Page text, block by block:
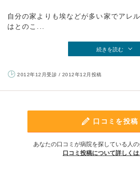
自分の家よりも埃などが多い家でアレ
はとのこ...
続きを読む
2012年12月受診 / 2012年12月投稿
口コミを投稿
あなたの口コミが病院を探している人の
口コミ投稿について詳しく